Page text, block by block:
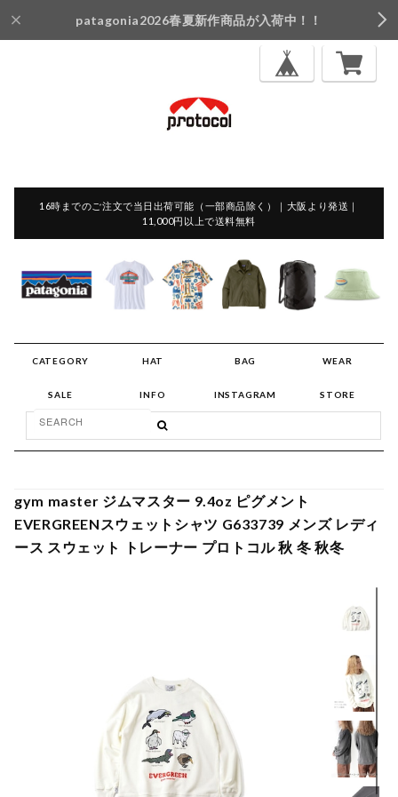
patagonia2026春夏新作商品が入荷中！！
16時までのご注文で当日出荷可能（一部商品除く）｜大阪より発送｜
11,000円以上で送料無料
CATEGORY HAT BAG WEAR
SALE INFO INSTAGRAM STORE
gym master ジムマスター 9.4oz ピグメント
EVERGREENスウェットシャツ G633739 メンズ レディ
ース スウェット トレーナー プロトコル 秋 冬 秋冬